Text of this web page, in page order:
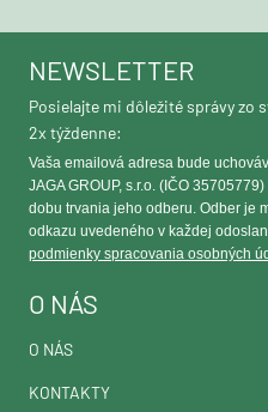
O NÁS
O NÁS
KONTAKTY
NEWSLETTER
Posielajte mi dôležité správy zo
2x týždenne:
Vaša emailová adresa bude
JAGA GROUP, s.r.o. (IČO
dobu trvania jeho odberu. Odber je
odkazu uvedeného v každej
podmienky spracovania osobných